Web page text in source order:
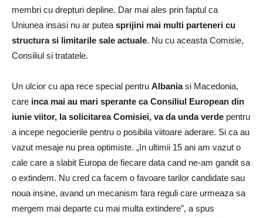
membri cu drepturi depline. Dar mai ales prin faptul ca
Uniunea insasi nu ar putea sprijini mai multi parteneri cu
structura si limitarile sale actuale. Nu cu aceasta Comisie,
Consiliul si tratatele.
Un ulcior cu apa rece special pentru Albaniasi Macedonia,
care inca mai au mari sperante ca Consiliul European din
iunie viitor, la solicitarea Comisiei, va da unda verde pentru
a incepe negocierile pentru o posibila viitoare aderare. Si ca au
vazut mesaje nu prea optimiste. „In ultimii 15 ani am vazut o
cale care a slabit Europa de fiecare data cand ne-am gandit sa
o extindem. Nu cred ca facem o favoare tarilor candidate sau
noua insine, avand un mecanism fara reguli care urmeaza sa
mergem mai departe cu mai multa extindere”, a spus